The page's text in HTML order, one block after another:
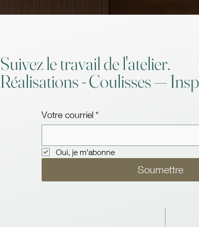
Suivez le travail de l'atelier.
Réalisations - Coulisses —
Votre courriel *
Oui, je m'abonne
Soumettre